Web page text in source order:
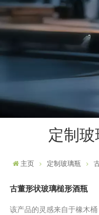
定制
主页 定制玻璃瓶
古董形状玻璃槌形酒瓶
该产品的灵感来自于橡木